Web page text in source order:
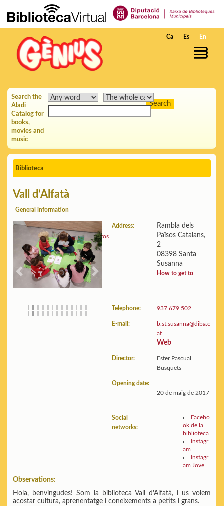
Skip to Main Content
Ca Es En
Search the
Aladi
Catalog for
books,
movies and
music
Biblioteca
Vall d’Alfatà
General information
Previous Next
Floor plans and photos
Statistics:
View data
Address:
Rambla dels
Països Catalans,
2
08398 Santa
Susanna
How to get to
Telephone: 937 679 502
E-mail:
b.st.susanna@diba.c
at
Web
Director:
Ester Pascual
Busquets
Opening date:
20 de maig de 2017
Social
networks:
Facebo
ok de la
biblioteca
Instagr
am
Instagr
am Jove
Observations:
Hola, benvingudes! Som la biblioteca Vall d'Alfatà, i us volem
acostar cultura, aprenentatge i coneixements a petits i grans.